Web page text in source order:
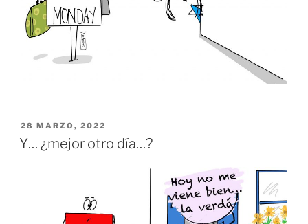
PUBLICADO
EL
28 MARZO, 2022
Y… ¿mejor otro día…?